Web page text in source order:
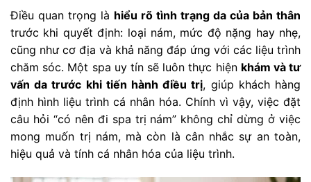
Điều quan trọng là hiểu rõ tình trạng da của bản thân
trước khi quyết định: loại nám, mức độ nặng hay nhẹ,
cũng như cơ địa và khả năng đáp ứng với các liệu trình
chăm sóc. Một spa uy tín sẽ luôn thực hiện khám và tư
vấn da trước khi tiến hành điều trị, giúp khách hàng
định hình liệu trình cá nhân hóa. Chính vì vậy, việc đặt
câu hỏi “có nên đi spa trị nám” không chỉ dừng ở việc
mong muốn trị nám, mà còn là cân nhắc sự an toàn,
hiệu quả và tính cá nhân hóa của liệu trình.